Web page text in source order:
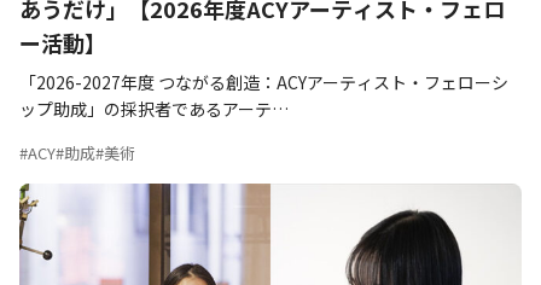
あうだけ」【2026年度ACYアーティスト・フェロ
ー活動】
「2026-2027年度 つながる創造：ACYアーティスト・フェローシ
ップ助成」の採択者であるアーテ…
#ACY#助成#美術